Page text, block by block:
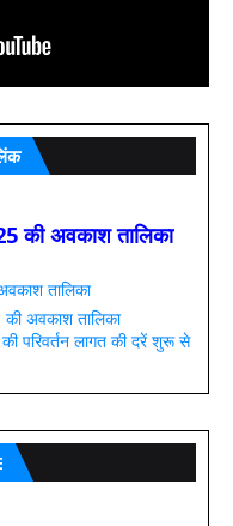
की अवकाश तालिका
तालिका
की अवकाश तालिका
परिवर्तन लागत की दरें शुरू से